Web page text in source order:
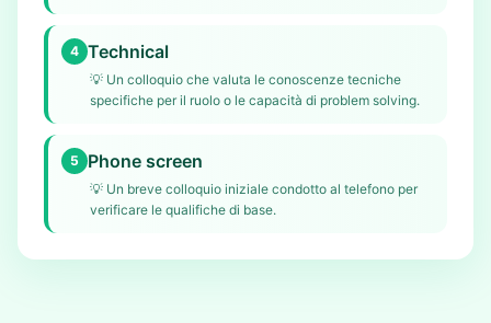
4 Technical
💡 Un colloquio che valuta le conoscenze tecniche
specifiche per il ruolo o le capacità di problem solving.
5 Phone screen
💡 Un breve colloquio iniziale condotto al telefono per
verificare le qualifiche di base.